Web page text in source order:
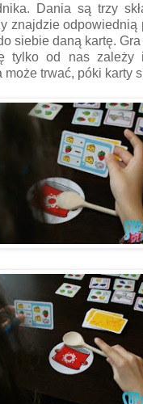
Dania są trzy
znajdzie odpowiednią
siebie daną kartę.
tylko od nas zależy
może trwać, póki karty